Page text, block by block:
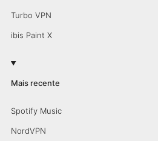
Turbo VPN
ibis Paint X
Mais recente
Spotify Music
NordVPN